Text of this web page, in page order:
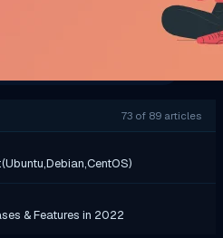
73 of 89 articles
& Features in 2022